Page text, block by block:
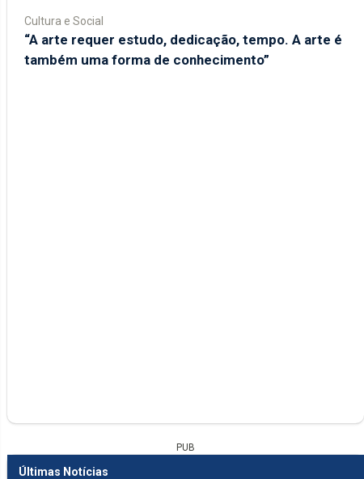
Cultura e Social
“A arte requer estudo, dedicação, tempo. A arte é
também uma forma de conhecimento”
PUB
Últimas Notícias